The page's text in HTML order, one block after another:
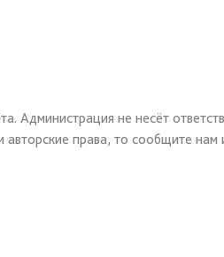
Администрация не несёт
права, то сообщите